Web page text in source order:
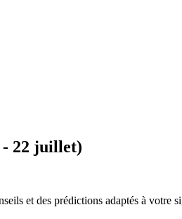
- 22 juillet)
et des prédictions adaptés à